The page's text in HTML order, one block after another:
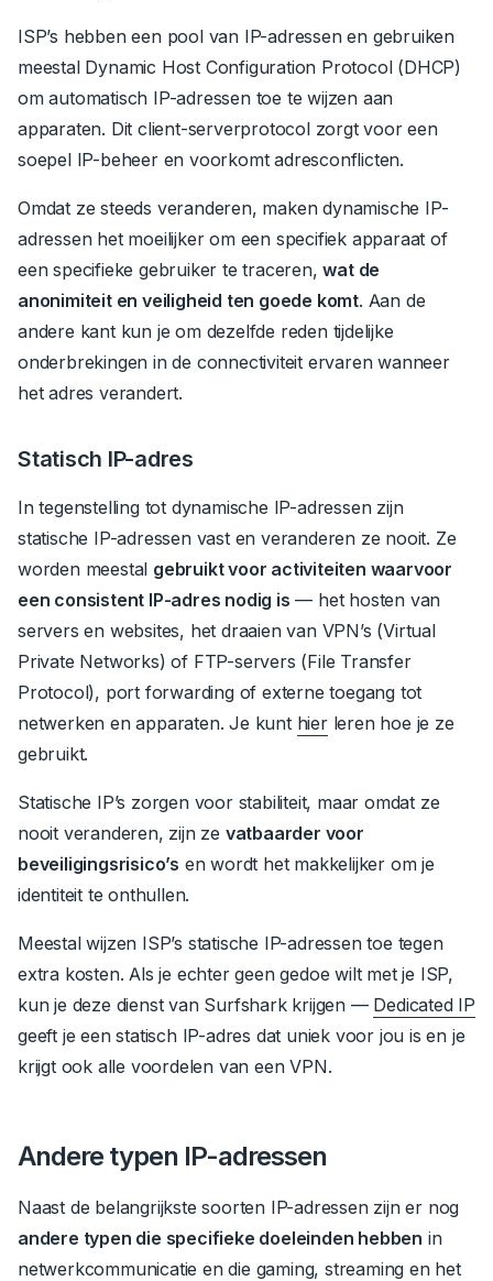
ISP’s hebben een pool van IP-adressen en gebruiken
meestal Dynamic Host Configuration Protocol (DHCP)
om automatisch IP-adressen toe te wijzen aan
apparaten. Dit client-serverprotocol zorgt voor een
soepel IP-beheer en voorkomt adresconflicten.
Omdat ze steeds veranderen, maken dynamische IP-
adressen het moeilijker om een specifiek apparaat of
een specifieke gebruiker te traceren,wat de
anonimiteit en veiligheid ten goede komt. Aan de
andere kant kun je om dezelfde reden tijdelijke
onderbrekingen in de connectiviteit ervaren wanneer
het adres verandert.
Statisch IP-adres
In tegenstelling tot dynamische IP-adressen zijn
statische IP-adressen vast en veranderen ze nooit. Ze
worden meestal gebruikt voor activiteiten waarvoor
een consistent IP-adres nodig is — het hosten van
servers en websites, het draaien van VPN’s (Virtual
Private Networks) of FTP-servers (File Transfer
Protocol), port forwarding of externe toegang tot
netwerken en apparaten. Je kunt hierleren hoe je ze
gebruikt.
Statische IP’s zorgen voor stabiliteit, maar omdat ze
nooit veranderen, zijn ze vatbaarder voor
beveiligingsrisico’s en wordt het makkelijker om je
identiteit te onthullen.
Meestal wijzen ISP’s statische IP-adressen toe tegen
extra kosten. Als je echter geen gedoe wilt met je ISP,
kun je deze dienst van Surfshark krijgen — Dedicated IP
geeft je een statisch IP-adres dat uniek voor jou is en je
krijgt ook alle voordelen van een VPN.
Andere typen IP-adressen
Naast de belangrijkste soorten IP-adressen zijn er nog
andere typen die specifieke doeleinden hebben in
netwerkcommunicatie en die gaming, streaming en het